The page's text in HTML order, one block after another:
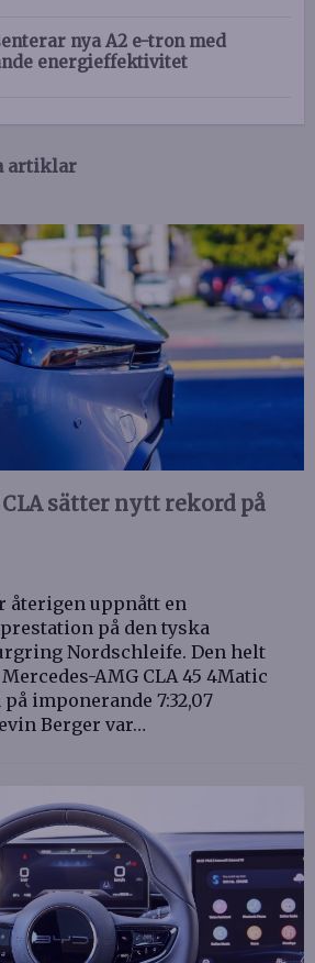
nya A2 e-tron med
energieffektivitet
artiklar
sätter nytt rekord på
återigen uppnått en
på den tyska
Nordschleife. Den helt
AMG CLA 45 4Matic
imponerande 7:32,07
Berger var…